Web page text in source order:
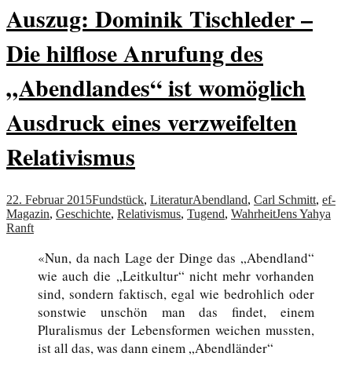
Auszug: Dominik Tischleder –
Die hilflose Anrufung des
„Abendlandes“ ist womöglich
Ausdruck eines verzweifelten
Relativismus
22. Februar 2015Fundstück, LiteraturAbendland, Carl Schmitt, ef-
Magazin, Geschichte, Relativismus, Tugend, WahrheitJens Yahya
Ranft
«Nun, da nach Lage der Dinge das „Abendland“
wie auch die „Leitkultur“ nicht mehr vorhanden
sind, sondern faktisch, egal wie bedrohlich oder
sonstwie unschön man das findet, einem
Pluralismus der Lebensformen weichen mussten,
ist all das, was dann einem „Abendländer“